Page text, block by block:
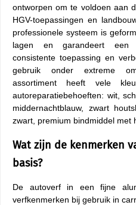
ontworpen om te voldoen aan
HGV-toepassingen en
professionele systeem is
lagen en garandeert een
consistente toepassing en
gebruik onder extreme
assortiment heeft vele
autoreparatiebehoeften: wit,
middernachtblauw, zwart
zwart, premium bindmiddel met
Wat zijn de kenmerken
basis?
De autoverf in een fijne
verfkenmerken bij gebruik in